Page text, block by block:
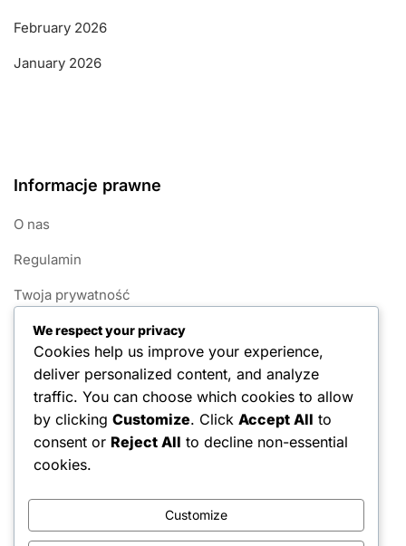
February 2026
January 2026
Informacje prawne
O nas
Regulamin
Twoja prywatność
Nawiąż kontakt
Polityka plików cookie
Kategorie
Systemy punktacji w 1v1 Pickleball
Zasady gry w Pickleball 1v1
We respect your privacy
Cookies help us improve your experience,
deliver personalized content, and analyze
traffic. You can choose which cookies to allow
by clicking Customize. Click Accept All to
consent or Reject All to decline non-essential
cookies.
Customize